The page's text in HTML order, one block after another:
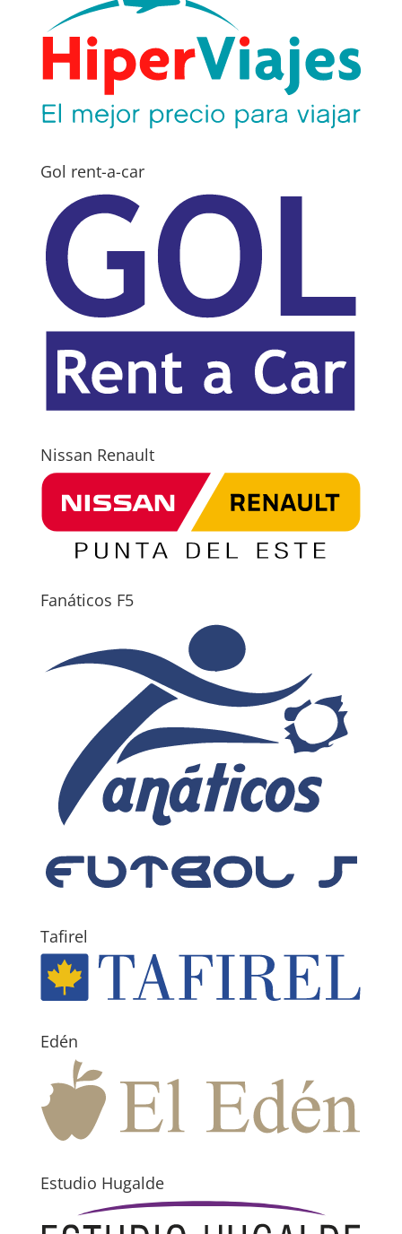
Gol rent-a-car
Nissan Renault
Fanáticos F5
Tafirel
Edén
Estudio Hugalde